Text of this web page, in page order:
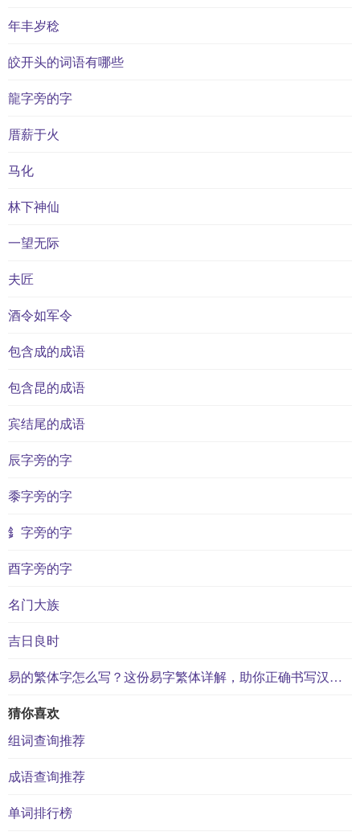
年丰岁稔
皎开头的词语有哪些
龍字旁的字
厝薪于火
马化
林下神仙
一望无际
夫匠
酒令如军令
包含成的成语
包含昆的成语
宾结尾的成语
辰字旁的字
黍字旁的字
釒字旁的字
酉字旁的字
名门大族
吉日良时
易的繁体字怎么写？这份易字繁体详解，助你正确书写汉字_汉字繁体学习
猜你喜欢
组词查询推荐
成语查询推荐
单词排行榜